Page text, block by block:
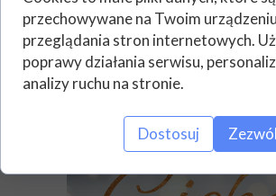
przechowywane na Twoim
przeglądania stron internetowych.
poprawy działania serwisu,
analizy ruchu na stronie.
Dostosuj